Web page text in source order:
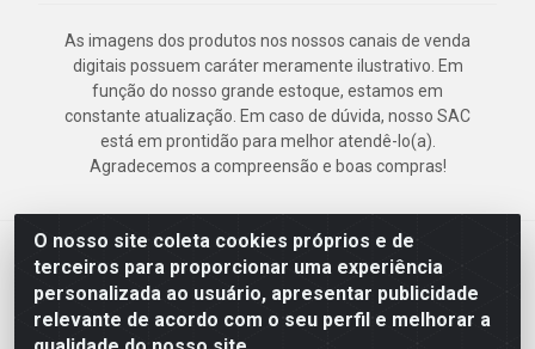
O nosso site coleta cookies próprios e de
terceiros para proporcionar uma experiência
personalizada ao usuário, apresentar publicidade
relevante de acordo com o seu perfil e melhorar a
As imagens dos produtos nos nossos canais de venda
digitais possuem caráter meramente ilustrativo. Em
função do nosso grande estoque, estamos em
constante atualização. Em caso de dúvida, nosso SAC
está em prontidão para melhor atendê-lo(a).
Agradecemos a compreensão e boas compras!
Deskontão Atacado - Av. Marechal Mascarenhas de Morais, 2471 -
Imbiribeira - Recife/PE - CEP 51.150-001 - CNPJ 24.150.377/0003-
57